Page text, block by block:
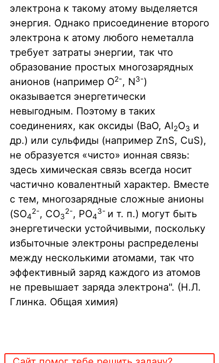
электрона к такому атому выделяется
энергия. Однако присоединение второго
электрона к атому любого неметалла
требует затраты энергии, так что
образование простых многозарядных
анионов (например О2-, N3-)
оказывается энергетически
невыгодным. Поэтому в таких
соединениях, как оксиды (ВаО, Аl2O3 и
др.) или сульфиды (например ZnS, CuS),
не образуется «чисто» ионная связь:
здесь химическая связь всегда носит
частично ковалентный характер. Вместе
с тем, многозарядные сложные анионы
(SO4
2-, CO3
2-, PO4
3- и т. п.) могут быть
энергетически устойчивыми, поскольку
избыточные электроны распределены
между несколькими атомами, так что
эффективный заряд каждого из атомов
не превышает заряда электрона". (Н.Л.
Глинка. Общая химия)